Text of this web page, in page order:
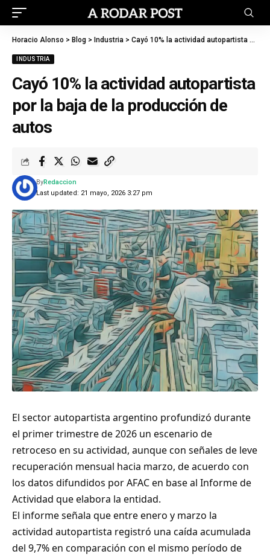
Horacio Alonso > Blog > Industria > Cayó 10% la actividad autopartista por la baja de la producción de autos
INDUSTRIA
Cayó 10% la actividad autopartista
por la baja de la producción de
autos
Last updated: 21 mayo, 2026 3:27 pm
ByRedaccion
El sector autopartista argentino profundizó durante
el primer trimestre de 2026 un escenario de
retroceso en su actividad, aunque con señales de leve
recuperación mensual hacia marzo, de acuerdo con
los datos difundidos por AFAC en base al Informe de
Actividad que elabora la entidad.
El informe señala que entre enero y marzo la
actividad autopartista registró una caída acumulada
del 9,7% en comparación con el mismo período de